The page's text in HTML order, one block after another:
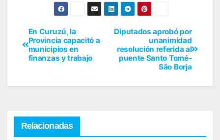
Diputados aprobó por
unanimidad
resolución referida al
puente Santo Tomé-
São Borja
En Curuzú, la
Provincia capacitó a
municipios en
finanzas y trabajo
Relacionadas